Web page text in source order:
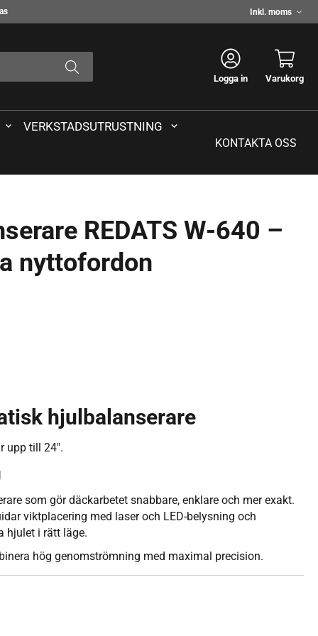
Välj
moms
Logga in Varukorg
VERKSTADSUTRUSTNING
KONTAKTA OSS
REDATS W-640 –
nyttofordon
hjulbalanserare
upp till 24".
som gör däckarbetet snabbare, enklare och mer exakt.
viktplacering med laser och LED-belysning och
hjulet i rätt läge.
hög genomströmning med maximal precision.